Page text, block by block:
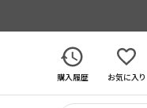
購入履歴 お気に入り